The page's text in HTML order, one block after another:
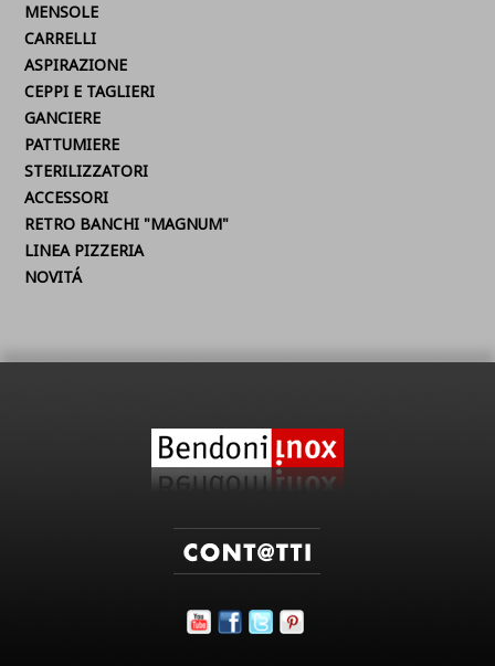
MENSOLE
CARRELLI
ASPIRAZIONE
CEPPI E TAGLIERI
GANCIERE
PATTUMIERE
STERILIZZATORI
ACCESSORI
RETRO BANCHI "MAGNUM"
LINEA PIZZERIA
NOVITÁ